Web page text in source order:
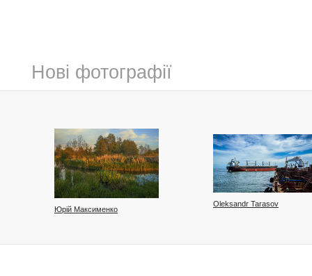
Нові фотографії
Юрій Максименко
Oleksandr Tarasov